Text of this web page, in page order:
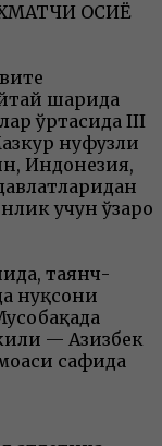
ОCИЁ
шаҳрида
ўртасида III
нуфузли
Индонезия,
учун ўзаро
таянч-
нуқсони
— Азизбек
сафида